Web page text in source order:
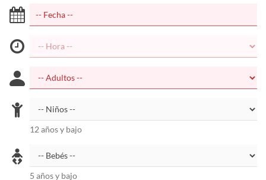
12 años y bajo
5 años y bajo